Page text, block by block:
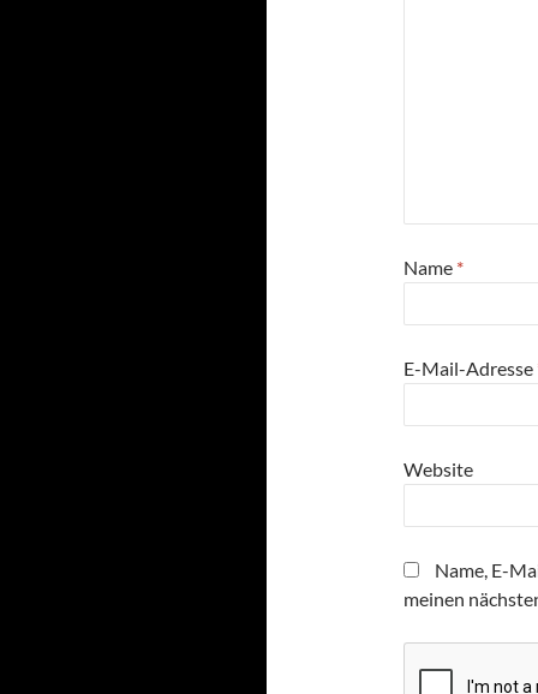
Name *
E-Mail-Adresse
Website
Name, E-
meinen